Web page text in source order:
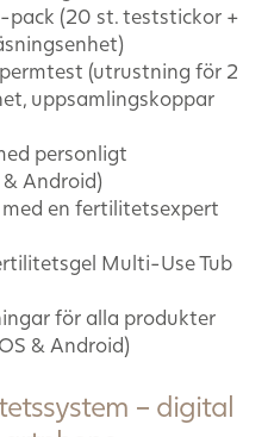
(20 st. teststickor +
(utrustning för 2
uppsamlingskoppar
personligt
Android)
en fertilitetsexpert
Multi-Use Tub
för alla produkter
& Android)
– digital